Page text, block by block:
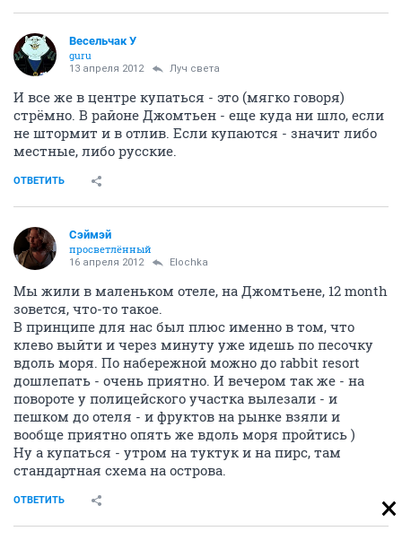
Весельчак У
guru
13 апреля 2012 Луч света
И все же в центре купаться - это (мягко говоря)
стрёмно. В районе Джомтьен - еще куда ни шло, если
не штормит и в отлив. Если купаются - значит либо
местные, либо русские.
ОТВЕТИТЬ
Сэймэй
просветлённый
16 апреля 2012 Elochka
Мы жили в маленьком отеле, на Джомтьене, 12 month
зовется, что-то такое.
В принципе для нас был плюс именно в том, что
клево выйти и через минуту уже идешь по песочку
вдоль моря. По набережной можно до rabbit resort
дошлепать - очень приятно. И вечером так же - на
повороте у полицейского участка вылезали - и
пешком до отеля - и фруктов на рынке взяли и
вообще приятно опять же вдоль моря пройтись )
Ну а купаться - утром на туктук и на пирс, там
стандартная схема на острова.
ОТВЕТИТЬ